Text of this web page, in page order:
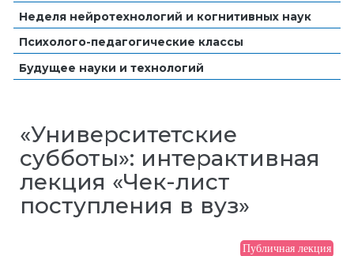
Неделя нейротехнологий и когнитивных наук
Психолого-педагогические классы
Будущее науки и технологий
«Университетские
субботы»: интерактивная
лекция «Чек-лист
поступления в вуз»
Публичная лекция